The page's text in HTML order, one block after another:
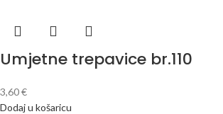
Umjetne trepavice br.110
3,60€
Dodaj u košaricu